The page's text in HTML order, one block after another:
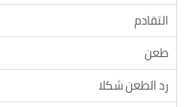
التقادم
طعن
رد الطعن شكلا